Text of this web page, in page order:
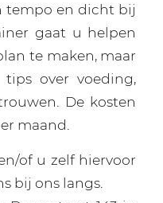
tempo en dicht bij
gaat u helpen
te maken, maar
over voeding,
De kosten
maand.
of u zelf hiervoor
bij ons langs.